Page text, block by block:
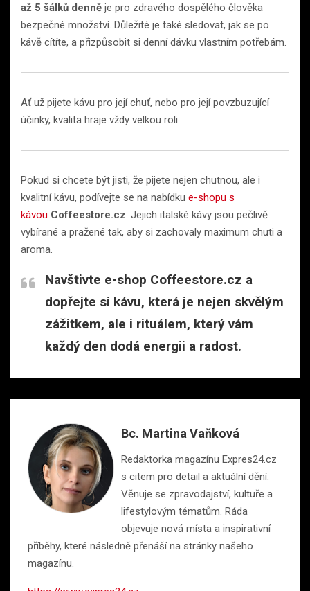
až 5 šálků denně je pro zdravého dospělého člověka
bezpečné množství. Důležité je také sledovat, jak se po
kávě cítíte, a přizpůsobit si denní dávku vlastním potřebám.
Ať už pijete kávu pro její chuť, nebo pro její povzbuzující
účinky, kvalita hraje vždy velkou roli.
Pokud si chcete být jisti, že pijete nejen chutnou, ale i
kvalitní kávu, podívejte se na nabídku e-shopu s
kávou Coffeestore.cz . Jejich italské kávy jsou pečlivě
vybírané a pražené tak, aby si zachovaly maximum chuti a
aroma.
Navštivte e-shop Coffeestore.cz a
dopřejte si kávu, která je nejen skvělým
zážitkem, ale i rituálem, který vám
každý den dodá energii a radost.
Bc. Martina Vaňková
Redaktorka magazínu Expres24.cz
s citem pro detail a aktuální dění.
Věnuje se zpravodajství, kultuře a
lifestylovým tématům. Ráda
objevuje nová místa a inspirativní
příběhy, které následně přenáší na stránky našeho
magazínu.